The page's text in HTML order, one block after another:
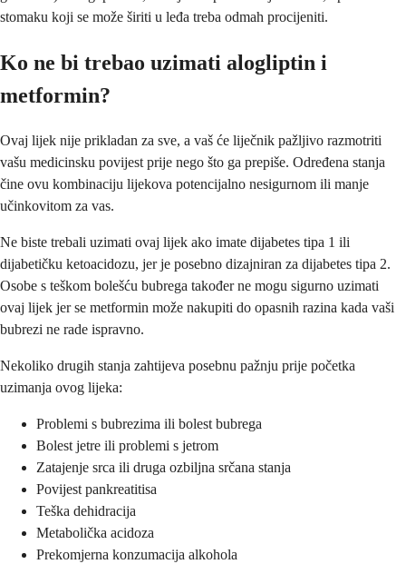
stomaku koji se može širiti u leđa treba odmah procijeniti.
Ko ne bi trebao uzimati alogliptin i
metformin?
Ovaj lijek nije prikladan za sve, a vaš će liječnik pažljivo razmotriti
vašu medicinsku povijest prije nego što ga prepiše. Određena stanja
čine ovu kombinaciju lijekova potencijalno nesigurnom ili manje
učinkovitom za vas.
Ne biste trebali uzimati ovaj lijek ako imate dijabetes tipa 1 ili
dijabetičku ketoacidozu, jer je posebno dizajniran za dijabetes tipa 2.
Osobe s teškom bolešću bubrega također ne mogu sigurno uzimati
ovaj lijek jer se metformin može nakupiti do opasnih razina kada vaši
bubrezi ne rade ispravno.
Nekoliko drugih stanja zahtijeva posebnu pažnju prije početka
uzimanja ovog lijeka:
Problemi s bubrezima ili bolest bubrega
Bolest jetre ili problemi s jetrom
Zatajenje srca ili druga ozbiljna srčana stanja
Povijest pankreatitisa
Teška dehidracija
Metabolička acidoza
Prekomjerna konzumacija alkohola